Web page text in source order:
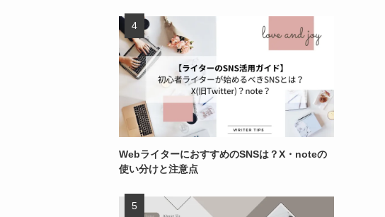
WebライターにおすすめのSNSは？X・noteの
使い分けと注意点